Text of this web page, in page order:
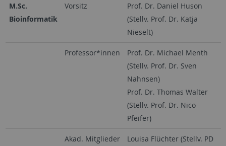
M.Sc.
Bioinformatik
Vorsitz
Prof. Dr. Daniel Huson
(Stellv. Prof. Dr. Katja
Nieselt)
Professor*innen
Prof. Dr. Michael Menth
(Stellv. Prof. Dr. Sven
Nahnsen)
Prof. Dr. Thomas Walter
(Stellv. Prof. Dr. Nico
Pfeifer)
Akad. Mitglieder
Louisa Flüchter (Stellv. PD